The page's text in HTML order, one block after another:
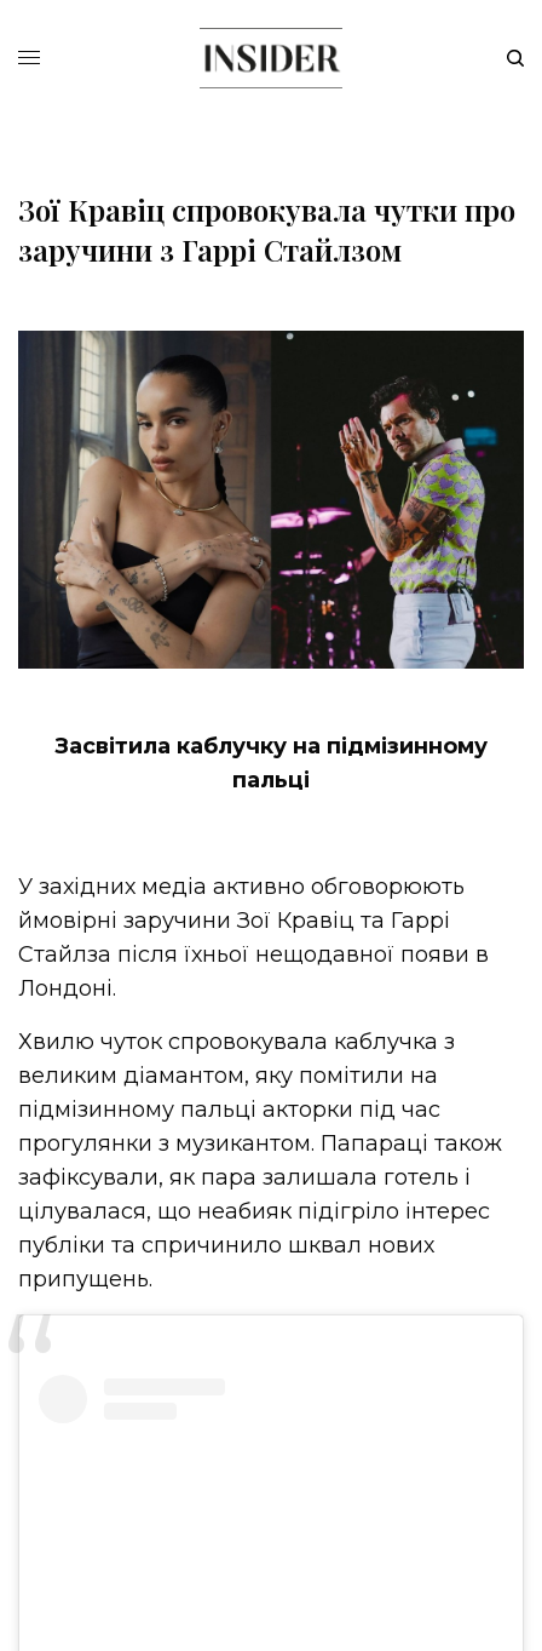
Зої Кравіц спровокувала чутки про
заручини з Гаррі Стайлзом
Засвітила каблучку на підмізинному
пальці
У західних медіа активно обговорюють
ймовірні заручини Зої Кравіц та Гаррі
Стайлза після їхньої нещодавної появи в
Лондоні.
Хвилю чуток спровокувала каблучка з
великим діамантом, яку помітили на
підмізинному пальці акторки під час
прогулянки з музикантом. Папараці також
зафіксували, як пара залишала готель і
цілувалася, що неабияк підігріло інтерес
публіки та спричинило шквал нових
припущень.